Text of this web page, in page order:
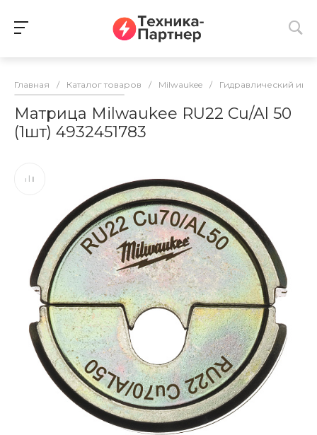
Главная / Каталог товаров / Milwaukee / Гидравлический
Матрица Milwaukee RU22 Cu/Al 50
(1шт) 4932451783